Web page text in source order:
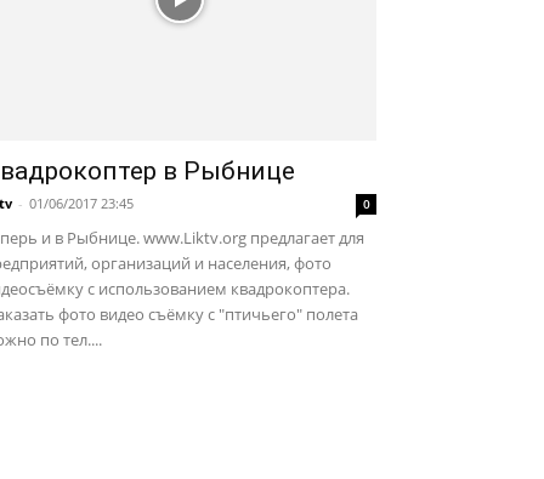
в Рыбнице
- 01/06/2017 23:45 0
и в Рыбнице. www.Liktv.org предлагает для
организаций и населения, фото
с использованием квадрокоптера.
фото видео съёмку с "птичьего" полета
по тел....